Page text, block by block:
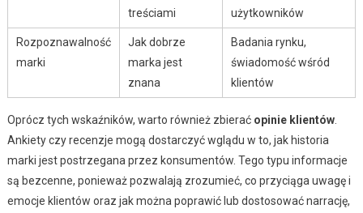
treściami
użytkowników
Rozpoznawalność
marki
Jak dobrze
marka jest
znana
Badania rynku,
świadomość wśród
klientów
Oprócz tych wskaźników, warto również zbierać opinie klientów.
Ankiety czy recenzje mogą dostarczyć wglądu w to, jak historia
marki jest postrzegana przez konsumentów. Tego typu informacje
są bezcenne, ponieważ pozwalają zrozumieć, co przyciąga uwagę i
emocje klientów oraz jak można poprawić lub dostosować narrację,